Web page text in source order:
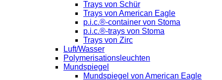
Trays von Schür
Trays von American Eagle
p.i.c.®-container von Stoma
p.i.c.®-trays von Stoma
Trays von Zirc
Luft/Wasser
Polymerisationsleuchten
Mundspiegel
Mundspiegel von American Eagle